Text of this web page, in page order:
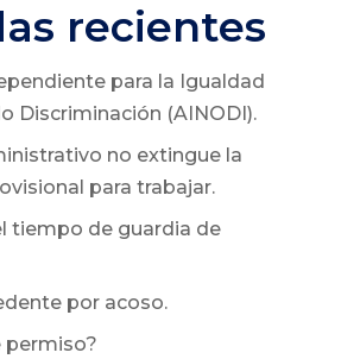
recientes
para la Igualdad
Discriminación (AINODI).
no extingue la
para trabajar.
tiempo de guardia de
por acoso.
permiso?